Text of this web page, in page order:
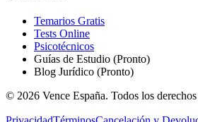
Temarios Gratis
Tests Online
Psicotécnicos
Guías de Estudio (Pronto)
Blog Jurídico (Pronto)
© 2026 Vence España. Todos los